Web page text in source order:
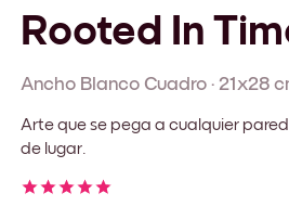
Rooted In
Ancho Blanco Cuadro · 21x28
Arte que se pega a cualquier
de lugar.